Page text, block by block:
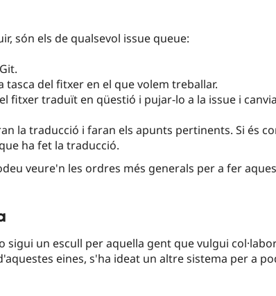
són els de qualsevol issue queue:
tasca del fitxer en el que volem treballar.
fitxer traduït en qüestió i pujar-lo a la issue i
la traducció i faran els apunts pertinents. Si és
ha fet la traducció.
veure'n les ordres més generals per a fer
un escull per aquella gent que vulgui
eines, s'ha ideat un altre sistema per a